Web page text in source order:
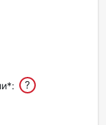
?